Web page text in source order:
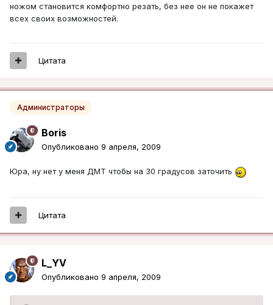
ножом становится комфортно резать, без нее он не покажет
всех своих возможностей.
Цитата
Администраторы
Boris
Опубликовано 9 апреля, 2009
Юра, ну нет у меня ДМТ чтобы на 30 градусов заточить
Цитата
L_YV
Опубликовано 9 апреля, 2009